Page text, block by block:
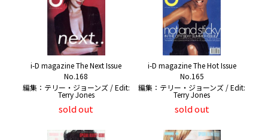
i-D magazine The Next Issue
No.168
編集：テリー・ジョーンズ / Edit:
Terry Jones
sold out
i-D magazine The Hot Issue
No.165
編集：テリー・ジョーンズ / Edit:
Terry Jones
sold out